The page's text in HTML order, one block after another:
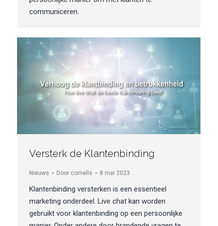
communiceren.
Versterk de Klantenbinding
Nieuws Door cornelis 8 mei 2023
Klantenbinding versterken is een essentieel
marketing onderdeel. Live chat kan worden
gebruikt voor klantenbinding op een persoonlijke